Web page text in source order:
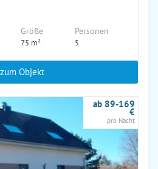
Größe
75 m²
Personen
5
zum Objekt
ab 89-169
€
pro Nacht